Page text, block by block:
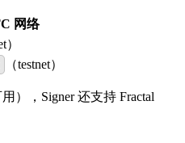
网络
）
（testnet）
），Signer 还支持 Fractal